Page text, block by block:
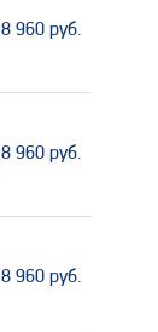
8 960 руб.
8 960 руб.
8 960 руб.